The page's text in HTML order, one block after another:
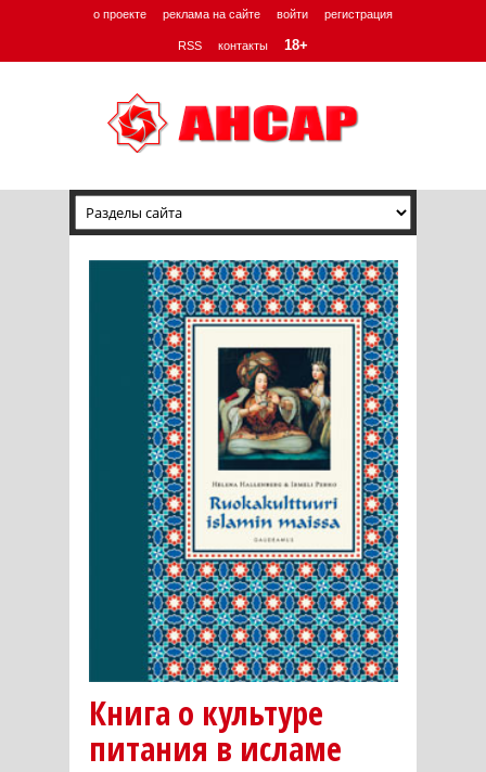
о проекте реклама на сайте войти регистрация
RSS контакты 18+
Книга о культуре
питания в исламе